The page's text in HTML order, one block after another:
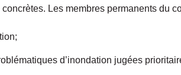
Les membres permanents du
d’inondation jugées